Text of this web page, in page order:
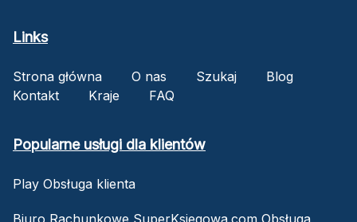
Links
Strona główna O nas Szukaj
Blog
Kontakt
Kraje FAQ
Popularne usługi dla klientów
Play Obsługa klienta
Biuro Rachunkowe SuperKsiegowa.com Obsługa